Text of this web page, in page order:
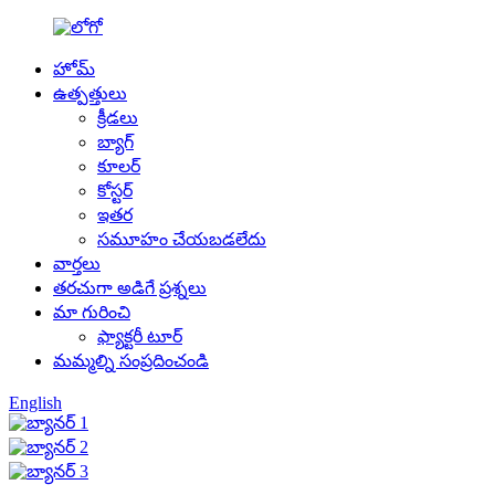
హోమ్
ఉత్పత్తులు
క్రీడలు
బ్యాగ్
కూలర్
కోస్టర్
ఇతర
సమూహం చేయబడలేదు
వార్తలు
తరచుగా అడిగే ప్రశ్నలు
మా గురించి
ఫ్యాక్టరీ టూర్
మమ్మల్ని సంప్రదించండి
English